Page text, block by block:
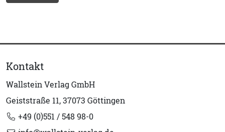
Kontakt
Wallstein Verlag GmbH
Geiststraße 11, 37073 Göttingen
+49 (0)551 / 548 98-0